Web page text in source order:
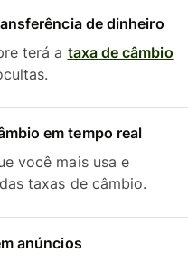
de dinheiro
terá a taxa de câmbio
em tempo real
você mais usa e
taxas de câmbio.
anúncios